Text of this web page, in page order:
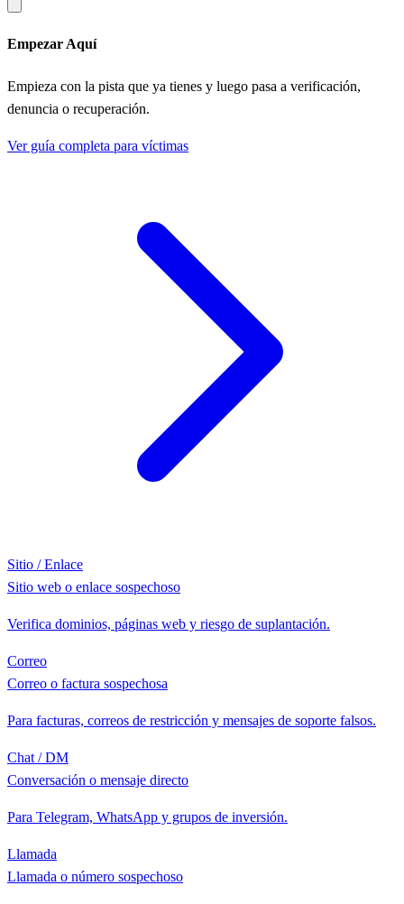
Empezar Aquí
Empieza con la pista que ya tienes y luego pasa a verificación,
denuncia o recuperación.
Ver guía completa para víctimas
Sitio / Enlace
Sitio web o enlace sospechoso
Verifica dominios, páginas web y riesgo de suplantación.
Correo
Correo o factura sospechosa
Para facturas, correos de restricción y mensajes de soporte falsos.
Chat / DM
Conversación o mensaje directo
Para Telegram, WhatsApp y grupos de inversión.
Llamada
Llamada o número sospechoso